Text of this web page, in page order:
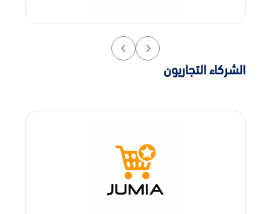
الشركاء التجاريون